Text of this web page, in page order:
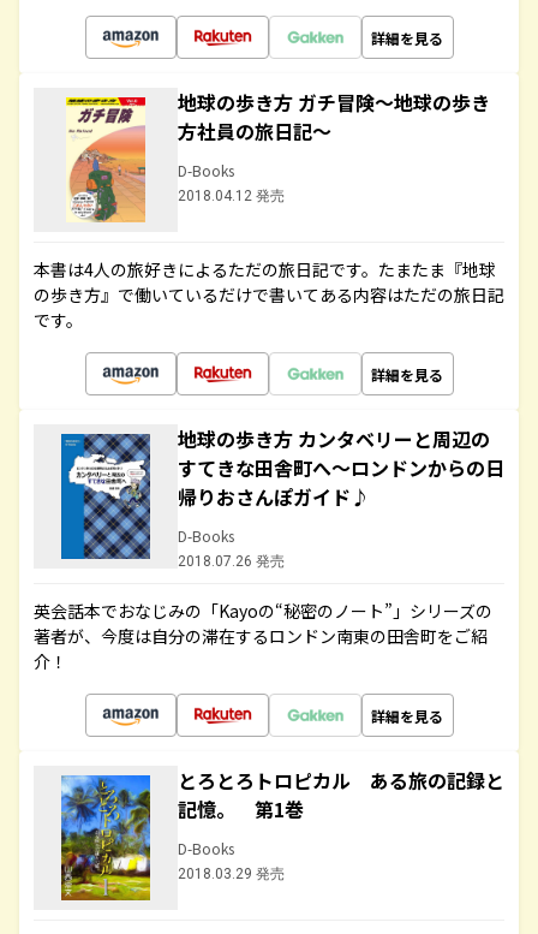
詳細を見る
地球の歩き方 ガチ冒険～地球の歩き
方社員の旅日記～
D-Books
2018.04.12 発売
本書は4人の旅好きによるただの旅日記です。たまたま『地球
の歩き方』で働いているだけで書いてある内容はただの旅日記
です。
詳細を見る
地球の歩き方 カンタベリーと周辺の
すてきな田舎町へ～ロンドンからの日
帰りおさんぽガイド♪
D-Books
2018.07.26 発売
英会話本でおなじみの「Kayoの“秘密のノート”」シリーズの
著者が、今度は自分の滞在するロンドン南東の田舎町をご紹
介！
詳細を見る
とろとろトロピカル ある旅の記録と
記憶。 第1巻
D-Books
2018.03.29 発売